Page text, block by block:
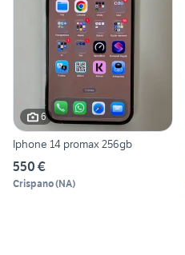
6
Iphone 14 promax 256gb
550 €
Crispano(NA)